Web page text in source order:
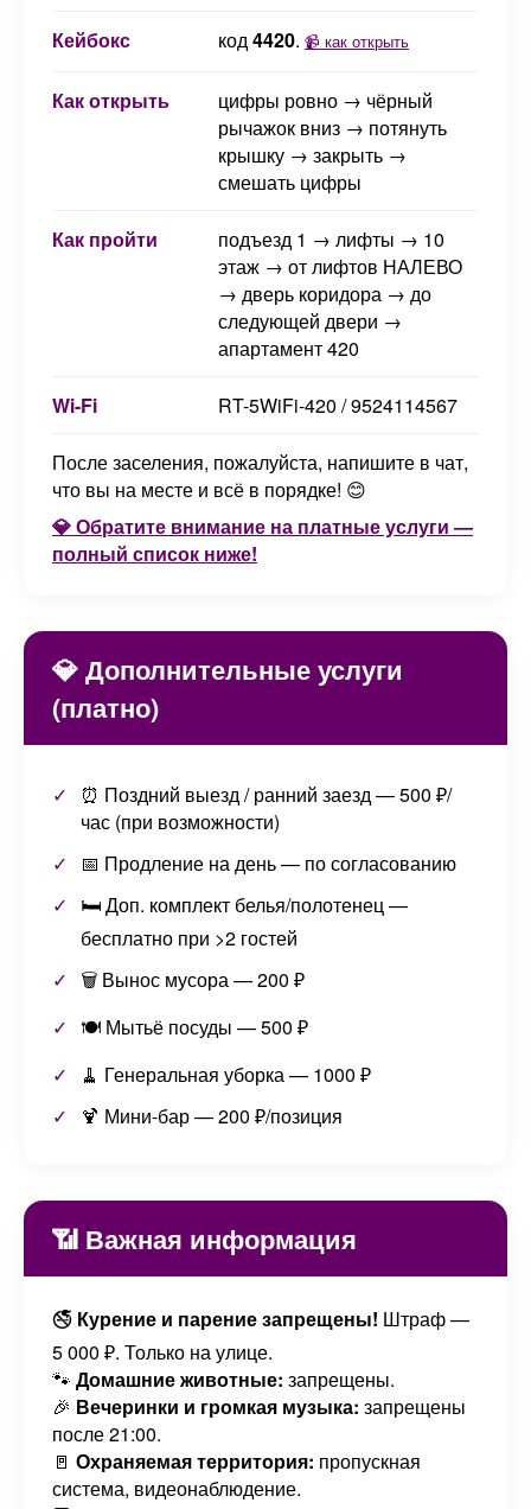
Кейбокс код4420. 📹 как открыть
Как открыть
цифры ровно → чёрный
рычажок вниз → потянуть
крышку → закрыть →
смешать цифры
Как пройти
подъезд 1 → лифты → 10
этаж → от лифтов НАЛЕВО
→ дверь коридора → до
следующей двери →
апартамент 420
Wi-Fi RT-5WiFi-420 / 9524114567
После заселения, пожалуйста, напишите в чат,
что вы на месте и всё в порядке! 😊
💎 Обратите внимание на платные услуги —
полный список ниже!
💎 Дополнительные услуги
(платно)
⏰ Поздний выезд / ранний заезд — 500 ₽/
час (при возможности)
📅 Продление на день — по согласованию
🛏️ Доп. комплект белья/полотенец —
бесплатно при >2 гостей
🗑️ Вынос мусора — 200 ₽
🍽️ Мытьё посуды — 500 ₽
🧹 Генеральная уборка — 1000 ₽
🍹 Мини-бар — 200 ₽/позиция
📶 Важная информация
🚭 Курение и парение запрещены! Штраф —
5 000 ₽. Только на улице.
🐾 Домашние животные: запрещены.
🎉 Вечеринки и громкая музыка: запрещены
после 21:00.
🚪 Охраняемая территория: пропускная
система, видеонаблюдение.